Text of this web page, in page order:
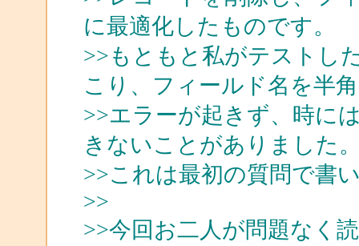
に最適化したものです。
>>もともと私がテストし
こり、フィールド名を半
>>エラーが起きず、時に
きないことがありました
>>これは最初の質問で書
>>
>>今回お二人が問題なく